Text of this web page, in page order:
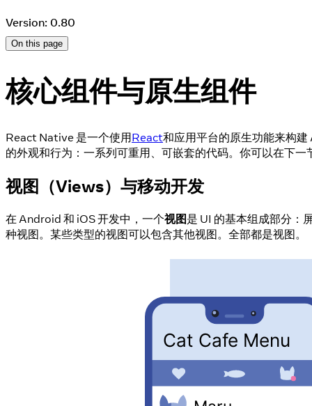
Version: 0.80
On this page
核心组件与原生组件
React Native 是一个使用React和应用平台的原生功能来构
的外观和行为：一系列可重用、可嵌套的代码。你可以在下
视图（Views）与移动开发
在 Android 和 iOS 开发中，一个视图是 UI 的基本组成部分：
种视图。某些类型的视图可以包含其他视图。全部都是视图。